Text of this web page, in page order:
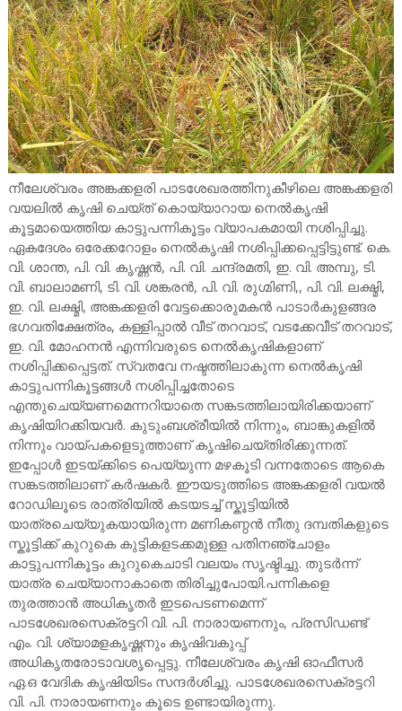
നീലേശ്വരം അങ്കക്കളരി പാടശേഖരത്തിനുകീഴിലെ അങ്കക്കളരി
വയലിൽ കൃഷി ചെയ്ത് കൊയ്യാറായ നെൽകൃഷി
കൂട്ടമായെത്തിയ കാട്ടുപന്നികൂട്ടം വ്യാപകമായി നശിപ്പിച്ചു.
ഏകദേശം ഒരേക്കറോളം നെൽകൃഷി നശിപ്പിക്കപ്പെട്ടിട്ടുണ്ട്. കെ.
വി. ശാന്ത, പി. വി. കൃഷ്ണൻ, പി. വി. ചന്ദ്രമതി, ഇ. വി. അമ്പു, ടി.
വി. ബാലാമണി, ടി. വി. ശങ്കരൻ, പി. വി. രുഗ്മിണി,, പി. വി. ലക്ഷ്മി,
ഇ. വി. ലക്ഷ്മി, അങ്കക്കളരി വേട്ടക്കൊരുമകൻ പാടാർകുളങ്ങര
ഭഗവതിക്ഷേത്രം, കള്ളിപ്പാൽ വീട് തറവാട്, വടക്കേവീട് തറവാട്,
ഇ. വി. മോഹനൻ എന്നിവരുടെ നെൽകൃഷികളാണ്
നശിപ്പിക്കപ്പെട്ടത്. സ്വതവേ നഷ്ടത്തിലാകുന്ന നെൽകൃഷി
കാട്ടുപന്നികൂട്ടങ്ങൾ നശിപ്പിച്ചതോടെ
എന്തുചെയ്യണമെന്നറിയാതെ സങ്കടത്തിലായിരിക്കയാണ്
കൃഷിയിറക്കിയവർ. കുടുംബശ്രീയിൽ നിന്നും, ബാങ്കുകളിൽ
നിന്നും വായ്പകളെടുത്താണ് കൃഷിചെയ്തിരിക്കുന്നത്.
ഇപ്പോൾ ഇടയ്ക്കിടെ പെയ്യുന്ന മഴകൂടി വന്നതോടെ ആകെ
സങ്കടത്തിലാണ് കർഷകർ. ഈയടുത്തിടെ അങ്കക്കളരി വയൽ
റോഡിലൂടെ രാത്രിയിൽ കടയടച്ച് സ്കൂട്ടിയിൽ
യാത്രചെയ്യുകയായിരുന്ന മണികണ്ഠൻ നീതു ദമ്പതികളുടെ
സ്കൂട്ടിക്ക് കുറുകെ കുട്ടികളടക്കമുള്ള പതിനഞ്ചോളം
കാട്ടുപന്നികൂട്ടം കുറുകെചാടി വലയം സൃഷ്ടിച്ചു. തുടർന്ന്
യാത്ര ചെയ്യാനാകാതെ തിരിച്ചുപോയി.പന്നികളെ
തുരത്താൻ അധികൃതർ ഇടപെടണമെന്ന്
പാടശേഖരസെക്രട്ടറി വി. പി. നാരായണനും, പ്രസിഡണ്ട്
എം. വി. ശ്യാമളകൃഷ്ണനും കൃഷിവകുപ്പ്
അധികൃതരോടാവശൃപ്പെട്ടു. നീലേശ്വരം കൃഷി ഓഫീസർ
ഏ.ഒ വേദിക കൃഷിയിടം സന്ദർശിച്ചു. പാടശേഖരസെക്രട്ടറി
വി. പി. നാരായണനും കൂടെ ഉണ്ടായിരുന്നു.